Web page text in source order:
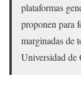
plataformas
proponen para
marginadas de
Universidad de